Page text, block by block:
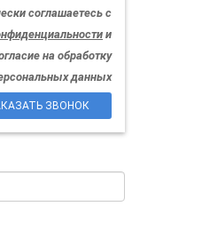
соглашаетесь с
и
на обработку
данных
ЗВОНОК